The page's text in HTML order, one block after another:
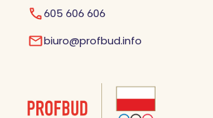
605 606 606
biuro@profbud.info